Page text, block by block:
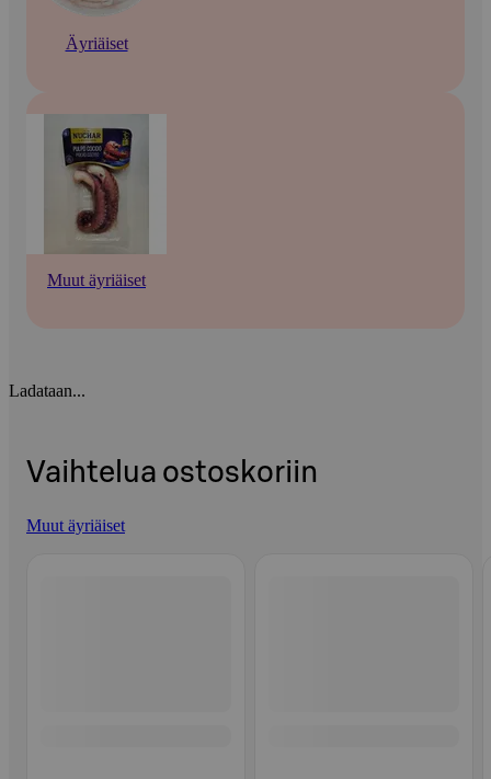
Äyriäiset
Muut äyriäiset
Ladataan...
Vaihtelua ostoskoriin
Muut äyriäiset